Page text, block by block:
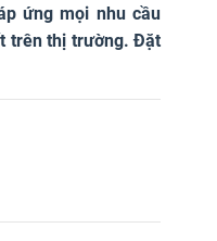
ứng mọi nhu cầu
trên thị trường. Đặt